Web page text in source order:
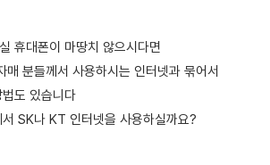
휴대폰이 마땅치 않으시다면
매 분들께서 사용하시는 인터넷과 묶어서
도 있습니다
SK나 KT 인터넷을 사용하실까요?